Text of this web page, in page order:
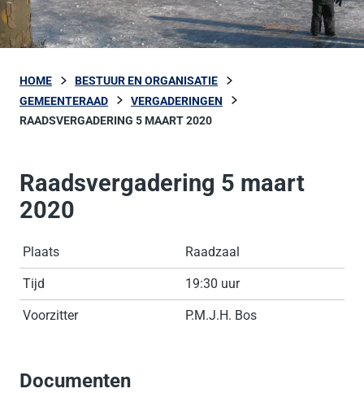
HOME
BESTUUR EN ORGANISATIE
GEMEENTERAAD
VERGADERINGEN
RAADSVERGADERING 5 MAART 2020
Raadsvergadering 5 maart
2020
Plaats Raadzaal
Tijd 19:30 uur
Voorzitter P.M.J.H. Bos
Documenten